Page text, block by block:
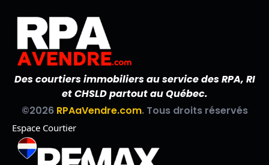
Des courtiers immobiliers au service des RPA, RI
et CHSLD partout au Québec.
©2026 RPAaVendre.com. Tous droits réservés
Espace Courtier